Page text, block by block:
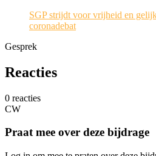
SGP strijdt voor vrijheid en
coronadebat
Gesprek
Reacties
0 reacties
CW
Praat mee over deze bijdrage